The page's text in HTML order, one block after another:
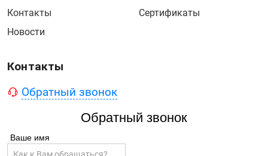
Контакты
Новости
Сертификаты
Контакты
Обратный звонок
Обратный звонок
Ваше имя